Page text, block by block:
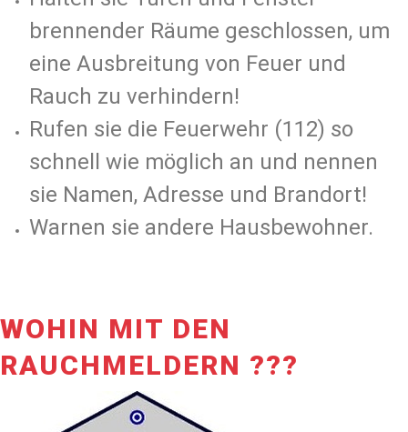
brennender Räume geschlossen, um
eine Ausbreitung von Feuer und
Rauch zu verhindern!
Rufen sie die Feuerwehr (112) so
schnell wie möglich an und nennen
sie Namen, Adresse und Brandort!
Warnen sie andere Hausbewohner.
WOHIN MIT DEN
RAUCHMELDERN ???